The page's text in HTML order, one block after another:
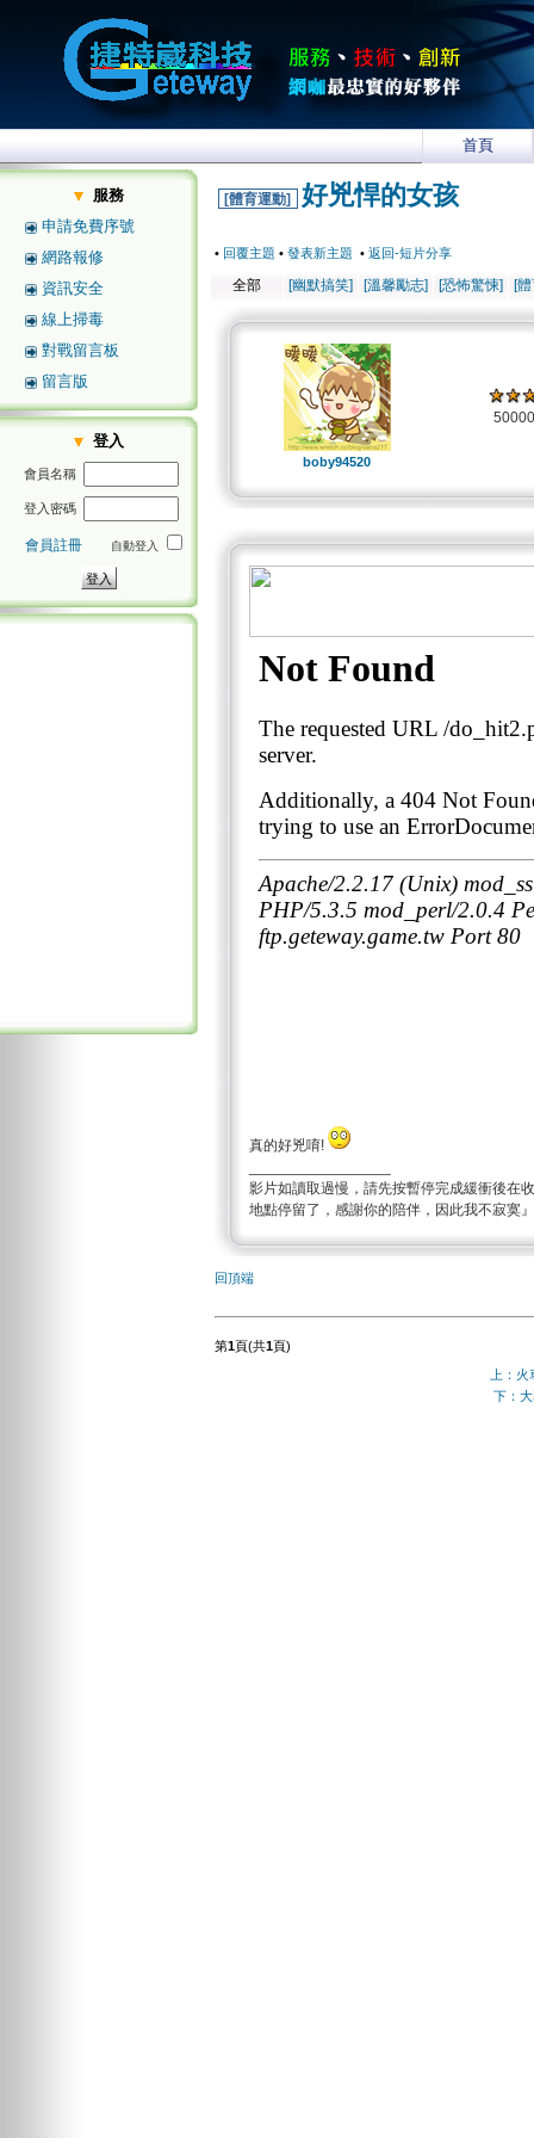
首頁
服務
申請免費序號
網路報修
資訊安全
線上掃毒
對戰留言板
留言版
登入
會員名稱
登入密碼
會員註冊 自動登入
[體育運動] 好兇悍的女孩
• 回覆主題 • 發表新主題 • 返回-短片分享
全部 [幽默搞笑] [溫馨勵志] [恐怖驚悚] [
boby94520
真的好兇唷!
影片如讀取過慢，請先按暫停完成緩衝後在
地點停留了，感謝你的陪伴，因此我不寂寞』
回頂端
第1頁(共1頁)
上：
下：